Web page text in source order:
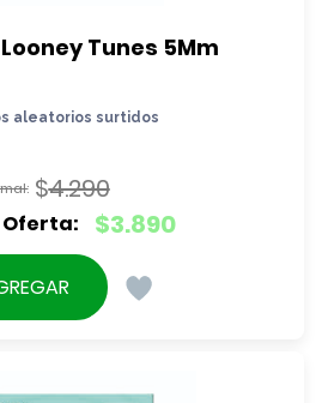
Tunes 5Mm
aleatorios surtidos
$4.290
El
precio
original
$3.890
El
precio
actual